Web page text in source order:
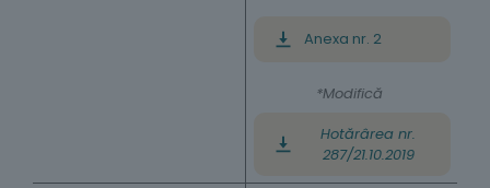
Anexa nr. 2
*Modifică
Hotărârea nr.
287/21.10.2019